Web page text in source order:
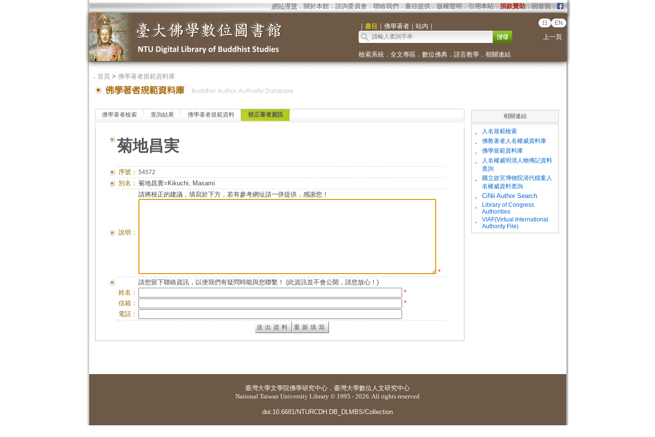
網站導覽 ． 關於本館． 諮詢委員會． 聯絡我們 ． 書目提供． 版權聲明 ． 引用本站． 捐款贊助．回首頁．
｜ 書目 ｜ 佛學著者｜ 站內 ｜ 日 EN
上一頁
檢索系統． 全文專區 ． 數位佛典． 語言教學． 相關連結
． 首頁> 佛學著者規範資料庫
佛學著者檢索 查詢結果 佛學著者規範資料 校正著者資訊
菊地昌実
序號： 54572
別名： 菊地昌實=Kikuchi, Masami
說明：
請將校正的建議，填寫於下方，若有參考網址請一併提供，感謝您！
*
請您留下聯絡資訊，以便我們有疑問時能與您聯繫！ (此資訊並不會公開，請您放心！)
姓名：
*
信箱：
*
電話：
相關連結
。 人名規範檢索
。 佛教著者人名權威資料庫
。 佛學規範資料庫
。
人名權威明清人物傳記資料
查詢
。
國立故宮博物院清代檔案人
名權威資料查詢
。
CiNii Author Search
。
Library of Congress
Authorities
。
VIAF(Virtual International
Authority File)
臺灣大學文學院佛學研究中心 ． 臺灣大學數位人文研究中心
National Taiwan University Library © 1995 - 2026. All rights reserved
doi:10.6681/NTURCDH.DB_DLMBS/Collection